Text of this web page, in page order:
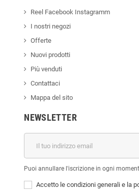
Reel Facebook Instagramm
I nostri negozi
Offerte
Nuovi prodotti
Più venduti
Contattaci
Mappa del sito
NEWSLETTER
Puoi annullare l'iscrizione in ogni
Accetto le condizioni generali e la